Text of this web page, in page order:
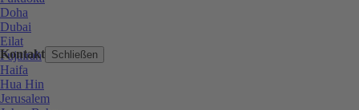
Kontakt Schließen
Doha
Dubai
Eilat
Fujairah
Haifa
Hua Hin
Jerusalem